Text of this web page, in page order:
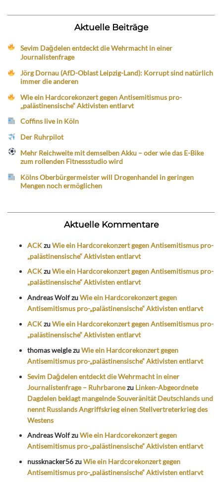
Aktuelle Beiträge
Sevim Dağdelen entdeckt die Wehrmacht in einer
Journalistenfrage
Jörg Dornau (AfD-Oblast Leipzig-Land): Korrupt sind natürlich
immer die anderen
Wie ein Hardcorekonzert gegen Antisemitismus pro-
„palästinensische“ Aktivisten entlarvt
Coffins live in Köln
Der Ruhrpilot
Mehr Reichweite mit demselben Akku – oder wie das E-Bike
zum rollenden Fitnessstudio wird
Kölns Oberbürgermeister will Drogenhandel in geringen
Mengen noch ermöglichen
Aktuelle Kommentare
ACKzuWie ein Hardcorekonzert gegen Antisemitismus pro-
„palästinensische“ Aktivisten entlarvt
ACKzuWie ein Hardcorekonzert gegen Antisemitismus pro-
„palästinensische“ Aktivisten entlarvt
Andreas WolfzuWie ein Hardcorekonzert gegen
Antisemitismus pro-„palästinensische“ Aktivisten entlarvt
ACKzuWie ein Hardcorekonzert gegen Antisemitismus pro-
„palästinensische“ Aktivisten entlarvt
thomas weiglezuWie ein Hardcorekonzert gegen
Antisemitismus pro-„palästinensische“ Aktivisten entlarvt
Sevim Dağdelen entdeckt die Wehrmacht in einer
Journalistenfrage – Ruhrbaronezu Linken-Abgeordnete
Dagdelen beklagt mangelnde Souveränität Deutschlands und
nennt Russlands Angriffskrieg einen Stellvertreterkrieg des
Westens
Andreas WolfzuWie ein Hardcorekonzert gegen
Antisemitismus pro-„palästinensische“ Aktivisten entlarvt
nussknacker56zuWie ein Hardcorekonzert gegen
Antisemitismus pro-„palästinensische“ Aktivisten entlarvt